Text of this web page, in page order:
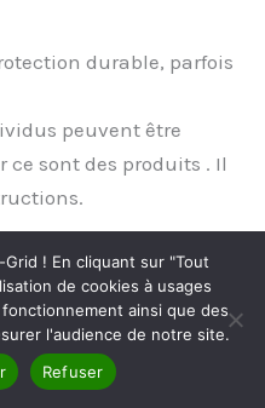
durable, parfois
peuvent être
ce sont des produits . Il
la santé mais il ne faut
yeux, muqueuses et
ne doit pas
femmes enceintes.
la Santé conseille
! En cliquant sur "Tout
de cookies à usages
ainsi que des
l'audience de notre site.
Refuser